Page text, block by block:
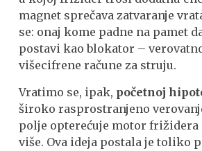
magnet sprečava zatvaranje
se: onaj kome padne na pamet
postavi kao blokator –
višecifrene račune za struju.
Vratimo se, ipak, početnoj
široko rasprostranjeno
polje opterećuje motor frižidera
više. Ova ideja postala je toliko